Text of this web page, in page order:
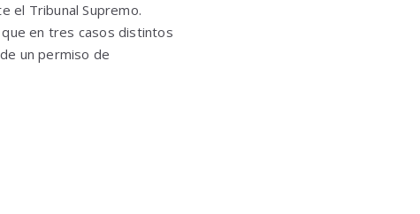
el Tribunal Supremo.
que en tres casos distintos
un permiso de